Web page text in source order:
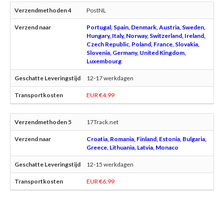
PostNL
Portugal, Spain, Denmark, Austria, Sweden,
Hungary, Italy, Norway, Switzerland, Ireland,
Czech Republic, Poland, France, Slovakia,
Slovenia, Germany, United Kingdom,
Luxembourg
12-17 werkdagen
EUR €4.99
17Track.net
Croatia, Romania, Finland, Estonia, Bulgaria,
Greece, Lithuania, Latvia, Monaco
12-15 werkdagen
EUR €6.99